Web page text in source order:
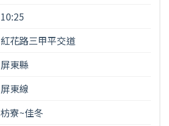
10:25
紅花路三甲平交道
屏東縣
屏東線
枋寮~佳冬